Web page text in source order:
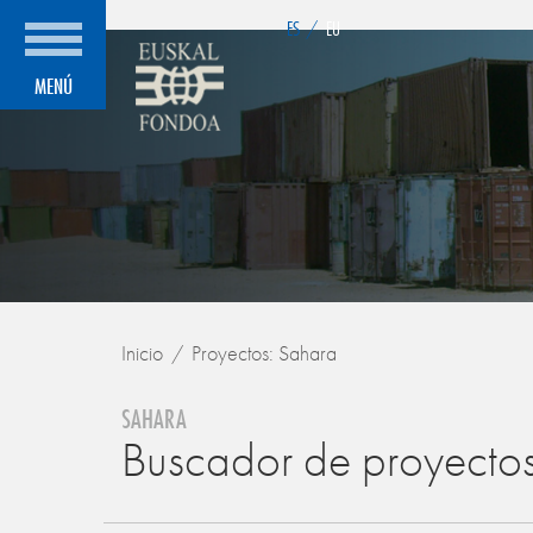
MENÚ
ES / EU
Inicio Proyectos: Sahara
SAHARA
Buscador de